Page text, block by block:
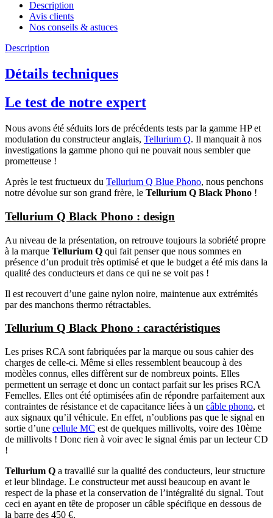
Description
Avis clients
Nos conseils & astuces
Description
Détails techniques
Le test de notre expert
Nous avons été séduits lors de précédents tests par la gamme HP et
modulation du constructeur anglais, Tellurium Q. Il manquait à nos
investigations la gamme phono qui ne pouvait nous sembler que
prometteuse !
Après le test fructueux du Tellurium Q Blue Phono, nous penchons
notre dévolue sur son grand frère, le Tellurium Q Black Phono !
Tellurium Q Black Phono : design
Au niveau de la présentation, on retrouve toujours la sobriété propre
à la marque Tellurium Q qui fait penser que nous sommes en
présence d’un produit très optimisé et que le budget a été mis dans la
qualité des conducteurs et dans ce qui ne se voit pas !
Il est recouvert d’une gaine nylon noire, maintenue aux extrémités
par des manchons thermo rétractables.
Tellurium Q Black Phono : caractéristiques
Les prises RCA sont fabriquées par la marque ou sous cahier des
charges de celle-ci. Même si elles ressemblent beaucoup à des
modèles connus, elles diffèrent sur de nombreux points. Elles
permettent un serrage et donc un contact parfait sur les prises RCA
Femelles. Elles ont été optimisées afin de répondre parfaitement aux
contraintes de résistance et de capacitance liées à un câble phono, et
aux signaux qu’il véhicule. En effet, n’oublions pas que le signal en
sortie d’une cellule MC est de quelques millivolts, voire des 10ème
de millivolts ! Donc rien à voir avec le signal émis par un lecteur CD
!
Tellurium Q a travaillé sur la qualité des conducteurs, leur structure
et leur blindage. Le constructeur met aussi beaucoup en avant le
respect de la phase et la conservation de l’intégralité du signal. Tout
ceci en ayant en tête de proposer un câble spécifique en dessous de
la barre des 450 €.